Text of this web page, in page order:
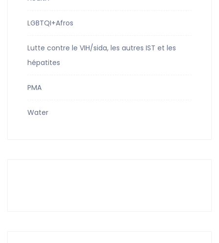
LGBTQI+Afros
Lutte contre le VIH/sida, les autres IST et les
hépatites
PMA
Water